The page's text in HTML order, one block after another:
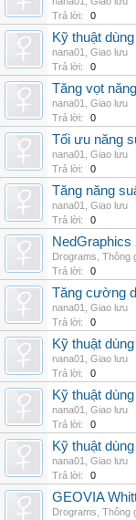
Trả lời:
0
Kỹ thuật
nana01
Giao lưu
Trả lời:
0
Tăng vọt
nana01
Giao lưu
Trả lời:
0
Tối ưu năng
nana01
Giao lưu
Trả lời:
0
Tăng năng
nana01
Giao lưu
Trả lời:
0
NedGraphics
Drograms Thông
Trả lời:
0
Tăng cường
nana01
Giao lưu
Trả lời:
0
Kỹ thuật
nana01
Giao lưu
Trả lời:
0
Kỹ thuật
nana01
Giao lưu
Trả lời:
0
Kỹ thuật
nana01
Giao lưu
Trả lời:
0
GEOVIA
Drograms Thông